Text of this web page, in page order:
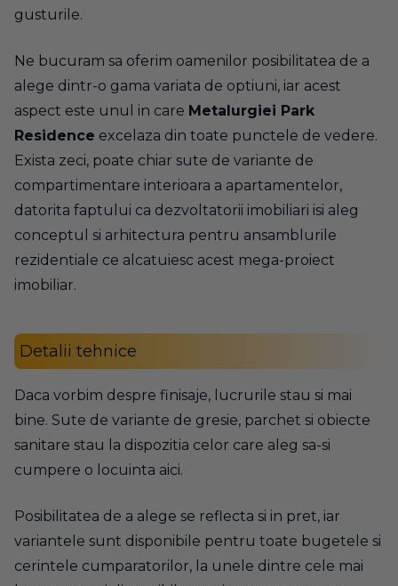
gusturile.
Ne bucuram sa oferim oamenilor posibilitatea de a
alege dintr-o gama variata de optiuni, iar acest
aspect este unul in care Metalurgiei Park
Residence excelaza din toate punctele de vedere.
Exista zeci, poate chiar sute de variante de
compartimentare interioara a apartamentelor,
datorita faptului ca dezvoltatorii imobiliari isi aleg
conceptul si arhitectura pentru ansamblurile
rezidentiale ce alcatuiesc acest mega-proiect
imobiliar.
Detalii tehnice
Daca vorbim despre finisaje, lucrurile stau si mai
bine. Sute de variante de gresie, parchet si obiecte
sanitare stau la dispozitia celor care aleg sa-si
cumpere o locuinta aici.
Posibilitatea de a alege se reflecta si in pret, iar
variantele sunt disponibile pentru toate bugetele si
cerintele cumparatorilor, la unele dintre cele mai